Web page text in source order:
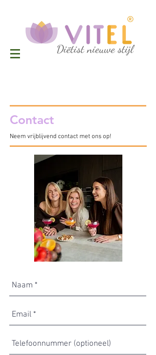
Diëtist nieuwe stijl
Contact
Neem vrijblijvend contact met ons op!